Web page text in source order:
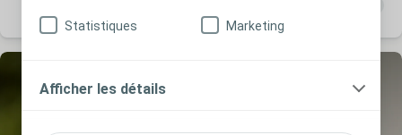
Statistiques Marketing
Afficher les détails